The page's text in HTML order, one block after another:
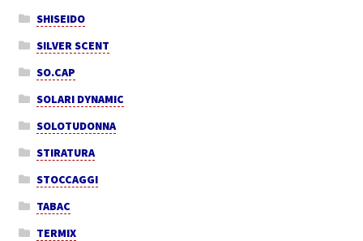
SHISEIDO
SILVER SCENT
SO.CAP
SOLARI DYNAMIC
SOLOTUDONNA
STIRATURA
STOCCAGGI
TABAC
TERMIX